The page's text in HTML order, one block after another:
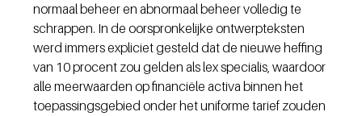
normaal beheer en abnormaal beheer volledig te
schrappen. In de oorspronkelijke ontwerpteksten
werd immers expliciet gesteld dat de nieuwe heffing
van 10 procent zou gelden als lex specialis, waardoor
alle meerwaarden op financiële activa binnen het
toepassingsgebied onder het uniforme tarief zouden